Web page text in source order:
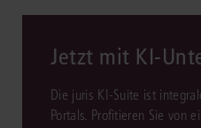
Jetzt mit KI-
Die juris KI-Suite ist
Portals. Profitieren Sie von